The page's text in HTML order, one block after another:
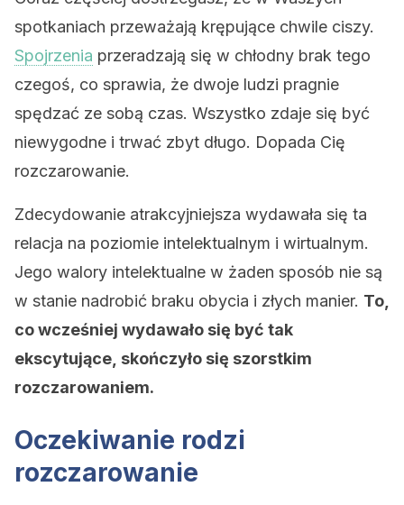
spotkaniach przeważają krępujące chwile ciszy.
Spojrzenia przeradzają się w chłodny brak tego
czegoś, co sprawia, że dwoje ludzi pragnie
spędzać ze sobą czas. Wszystko zdaje się być
niewygodne i trwać zbyt długo. Dopada Cię
rozczarowanie.
Zdecydowanie atrakcyjniejsza wydawała się ta
relacja na poziomie intelektualnym i wirtualnym.
Jego walory intelektualne w żaden sposób nie są
w stanie nadrobić braku obycia i złych manier. To,
co wcześniej wydawało się być tak
ekscytujące, skończyło się szorstkim
rozczarowaniem.
Oczekiwanie rodzi
rozczarowanie